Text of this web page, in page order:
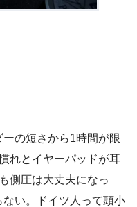
の短さから1時間が限
れとイヤーパッドが耳
側圧は大丈夫になっ
い。ドイツ人って頭小